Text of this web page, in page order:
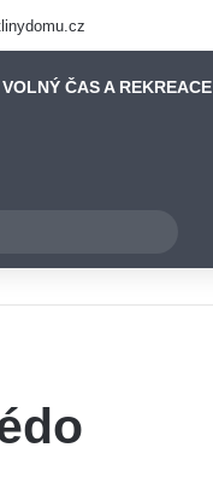
VOLNÝ ČAS A REKREACE
for